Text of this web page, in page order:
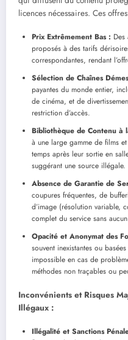
licences nécessaires. Ces
Prix Extrêmement Bas : Des
proposés à des tarifs
correspondantes, rendant
Sélection de Chaînes
payantes du monde entier,
de cinéma, et de
restriction d’accès.
Bibliothèque de Contenu à
à une large gamme de films
temps après leur sortie en
suggérant une source illégale.
Absence de Garantie de
coupures fréquentes, de
d’image (résolution variable,
complet du service sans
Opacité et Anonymat des
souvent inexistantes ou
impossible en cas de
méthodes non traçables ou
Inconvénients et Risques
Illégaux :
Illégalité et Sanctions